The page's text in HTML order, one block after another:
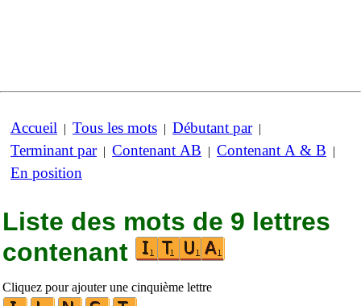
Accueil | Tous les mots | Débutant par|
Terminant par| Contenant AB | Contenant A & B |
En position
Liste des mots de 9 lettres
contenant
Cliquez pour ajouter une cinquième lettre